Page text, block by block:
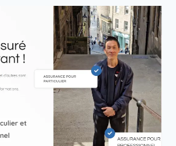
BESOINS
IMMOBILIERS